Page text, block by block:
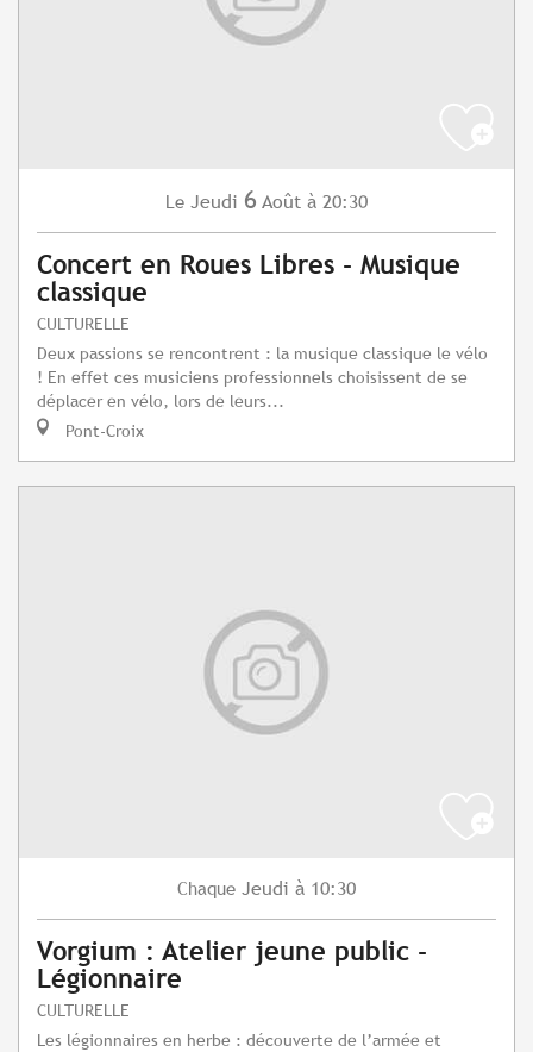
Le Jeudi 6 Août à 20:30
Concert en Roues Libres - Musique
classique
CULTURELLE
Deux passions se rencontrent : la musique classique le vélo
! En effet ces musiciens professionnels choisissent de se
déplacer en vélo, lors de leurs...
Pont-Croix
Chaque Jeudi à 10:30
Vorgium : Atelier jeune public -
Légionnaire
CULTURELLE
Les légionnaires en herbe : découverte de l’armée et